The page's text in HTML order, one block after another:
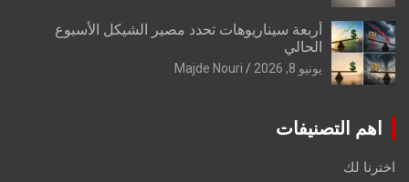
أربعة سيناريوهات تحدد مصير الشيكل الأسبوع
الحالي
يونيو 8, 2026 Majde Nouri
اهم التصنيفات
اخترنا لك